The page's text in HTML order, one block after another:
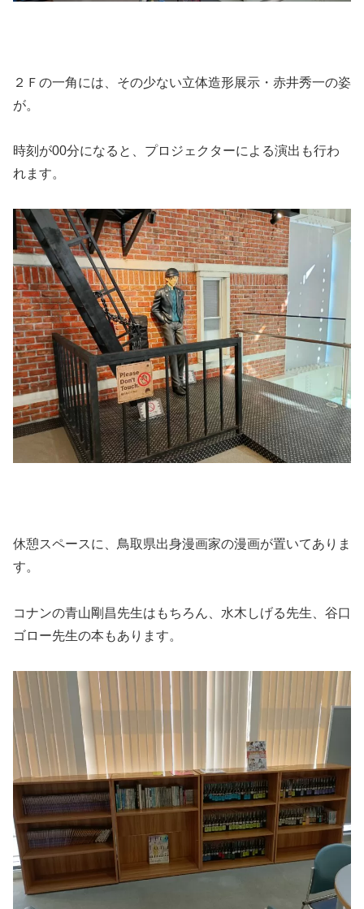
２Ｆの一角には、その少ない立体造形展示・赤井秀一の姿
が。
時刻が00分になると、プロジェクターによる演出も行わ
れます。
休憩スペースに、鳥取県出身漫画家の漫画が置いてありま
す。
コナンの青山剛昌先生はもちろん、水木しげる先生、谷口
ゴロー先生の本もあります。